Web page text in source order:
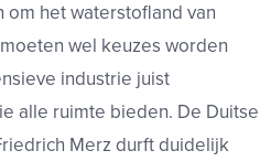
het waterstofland van
wel keuzes worden
industrie juist
alle ruimte bieden. De Duitse
Merz durft duidelijk